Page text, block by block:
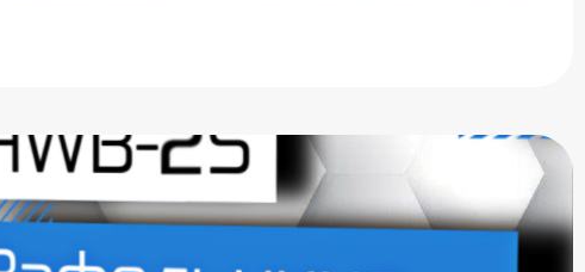
нагрева (от 50 до 300 градусов);
ТС. Для всех покупателей действует специальная
в собственной сервисной службе. Сотрудники
гарантийное и постгарантийное обслуживание всей